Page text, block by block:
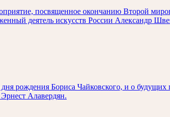
посвященное окончанию Второй
деятель искусств России Александр
рождения Бориса Чайковского, и о будущих
Алавердян.